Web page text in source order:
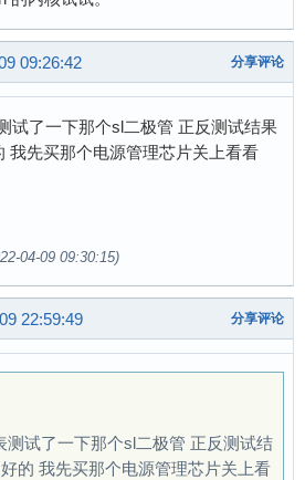
09:26:42 分享评论
试了一下那个sl二极管 正反测试结果
我先买那个电源管理芯片关上看看
04-09 09:30:15)
22:59:49 分享评论
测试了一下那个sl二极管 正反测试结
的 我先买那个电源管理芯片关上看